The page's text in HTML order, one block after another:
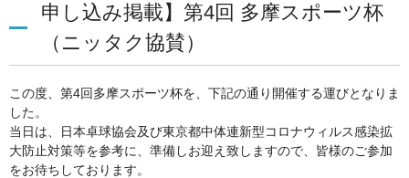
ツ
ス
キ
ッ
プ
申し込み掲載】第4回 多摩スポーツ杯
（ニッタク協賛）
この度、第4回多摩スポーツ杯を、下記の通り開催する運びとなりま
した。
当日は、日本卓球協会及び東京都中体連新型コロナウィルス感染拡
大防止対策等を参考に、準備しお迎え致しますので、皆様のご参加
をお待ちしております。